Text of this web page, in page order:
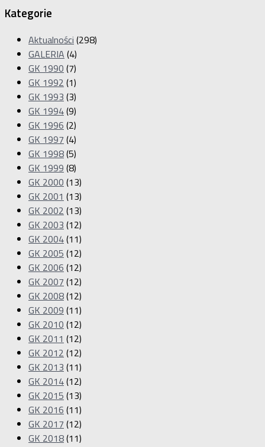
Kategorie
Aktualności (298)
GALERIA (4)
GK 1990 (7)
GK 1992 (1)
GK 1993 (3)
GK 1994(9)
GK 1996 (2)
GK 1997 (4)
GK 1998(5)
GK 1999 (8)
GK 2000 (13)
GK 2001 (13)
GK 2002 (13)
GK 2003 (12)
GK 2004(11)
GK 2005 (12)
GK 2006 (12)
GK 2007 (12)
GK 2008(12)
GK 2009 (11)
GK 2010 (12)
GK 2011 (12)
GK 2012 (12)
GK 2013 (11)
GK 2014(12)
GK 2015 (13)
GK 2016 (11)
GK 2017 (12)
GK 2018(11)